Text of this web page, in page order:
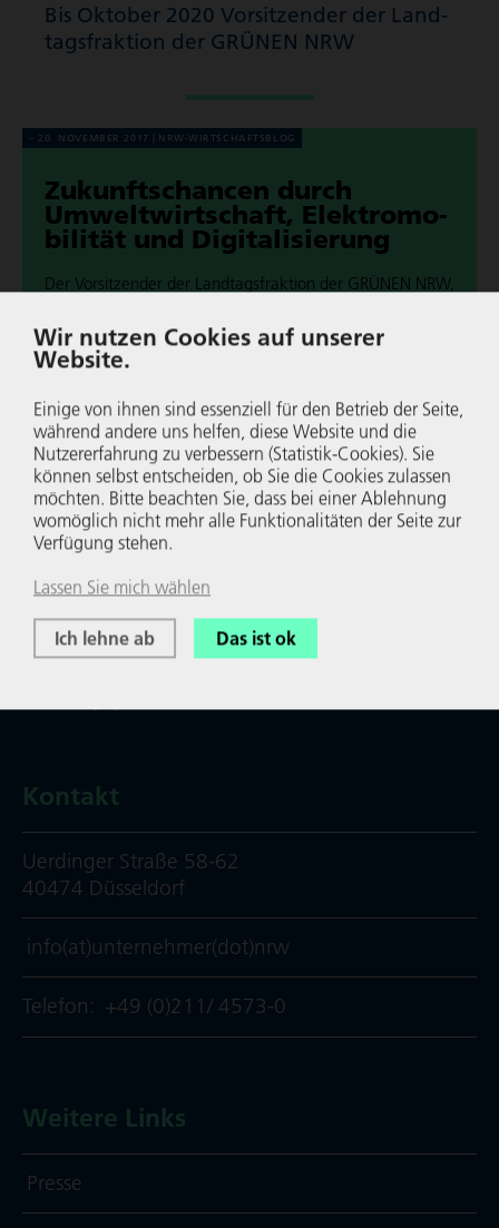
Bis Oktober 2020 Vorsitzender der Land­
tags­frak­tion der GRÜNEN NRW
20. NOVEMBER 2017 NRW-WIRT­SCHAFTS­BLOG
Zukunfts­chancen durch
Umwelt­wirt­schaft, Elek­tro­mo­
bi­lität und Digi­ta­li­sie­rung
Der Vor­sit­zen­der der Land­tags­frak­tion der GRÜNEN NRW,
Zukunfts­chan­cen durch Umwelt­wirt­schaft, Elek­tro­mo­bi­li­
tät und Digi­ta­li­sie­rung in NRW.
Wei­ter­le­sen
Kontakt
Uerdinger Straße 58-62
40474 Düsseldorf
info(at)unternehmer(dot)nrw
Telefon: +49 (0)211/ 4573-0
Weitere Links
Presse
Wir nutzen Cookies auf unserer
Website.
Einige von ihnen sind essenziell für den Betrieb der Seite,
während andere uns helfen, diese Website und die
Nutzererfahrung zu verbessern (Statistik-Cookies). Sie
können selbst entscheiden, ob Sie die Cookies zulassen
möchten. Bitte beachten Sie, dass bei einer Ablehnung
womöglich nicht mehr alle Funktionalitäten der Seite zur
Verfügung stehen.
Lassen Sie mich wählen
Ich lehne ab Das ist ok